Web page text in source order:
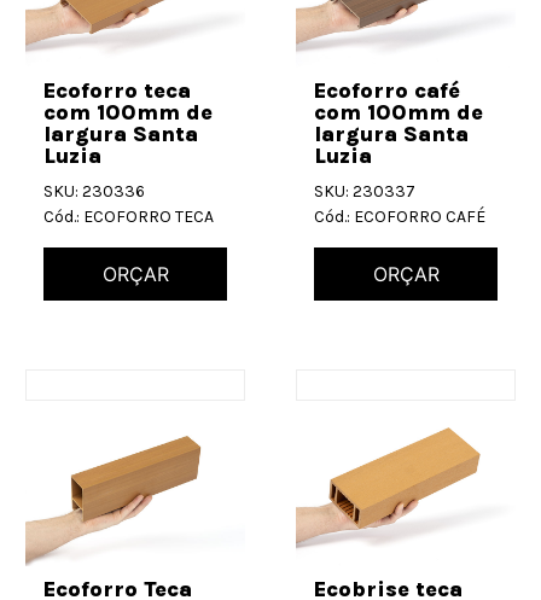
Ecoforro teca
com 100mm de
largura Santa
Luzia
SKU: 230336
Cód.: ECOFORRO TECA
ORÇAR
Ecoforro café
com 100mm de
largura Santa
Luzia
SKU: 230337
Cód.: ECOFORRO CAFÉ
ORÇAR
Ecoforro Teca
Ecobrise teca